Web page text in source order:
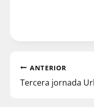
ANTERIOR
Tercera jornada